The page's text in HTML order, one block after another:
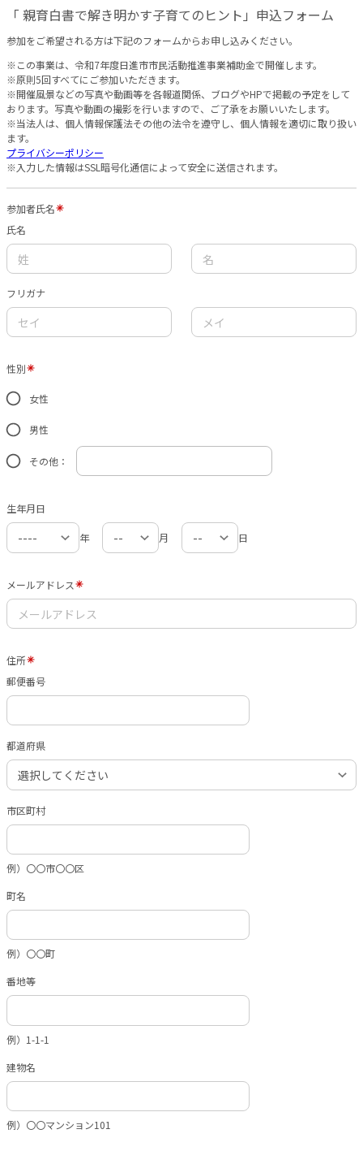
「 親育白書で解き明かす子育てのヒント」申込フォーム
参加をご希望される方は下記のフォームからお申し込みください。
※この事業は、令和7年度日進市市民活動推進事業補助金で開催します。
※原則5回すべてにご参加いただきます。
※開催風景などの写真や動画等を各報道関係、ブログやHPで掲載の予定をして
おります。写真や動画の撮影を行いますので、ご了承をお願いいたします。
※当法人は、個人情報保護法その他の法令を遵守し、個人情報を適切に取り扱い
ます。
プライバシーポリシー
※入力した情報はSSL暗号化通信によって安全に送信されます。
参加者氏名
氏名
フリガナ
性別
女性
男性
その他：
生年月日
年 月 日
メールアドレス
住所
郵便番号
都道府県
市区町村
例）〇〇市〇〇区
町名
例）〇〇町
番地等
例）1-1-1
建物名
例）〇〇マンション101